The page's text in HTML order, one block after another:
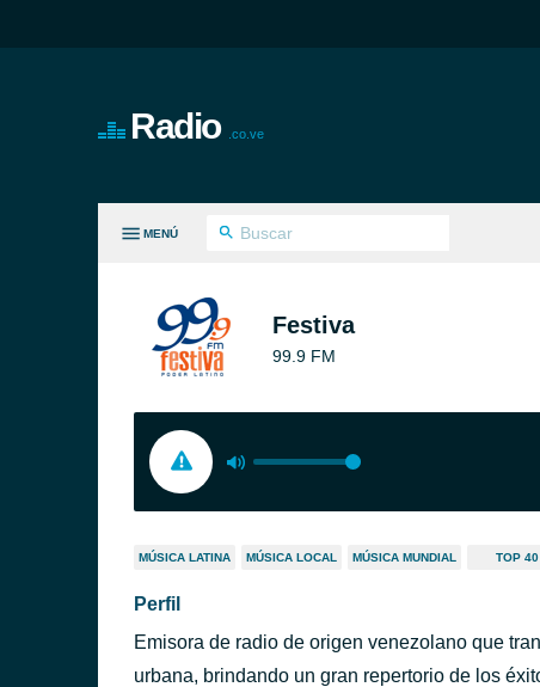
Radio .co.ve
MENÚ
Festiva
99.9 FM
MÚSICA LATINA MÚSICA LOCAL MÚSICA MUNDIAL TOP 40
Perfil
Emisora de radio de origen venezolano que
urbana, brindando un gran repertorio de los